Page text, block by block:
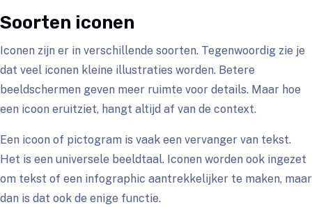
Soorten iconen
Iconen zijn er in verschillende soorten. Tegenwoordig zie je
dat veel iconen kleine illustraties worden. Betere
beeldschermen geven meer ruimte voor details. Maar hoe
een icoon eruitziet, hangt altijd af van de context.
Een icoon of pictogram is vaak een vervanger van tekst.
Het is een universele beeldtaal. Iconen worden ook ingezet
om tekst of een infographic aantrekkelijker te maken, maar
dan is dat ook de enige functie.